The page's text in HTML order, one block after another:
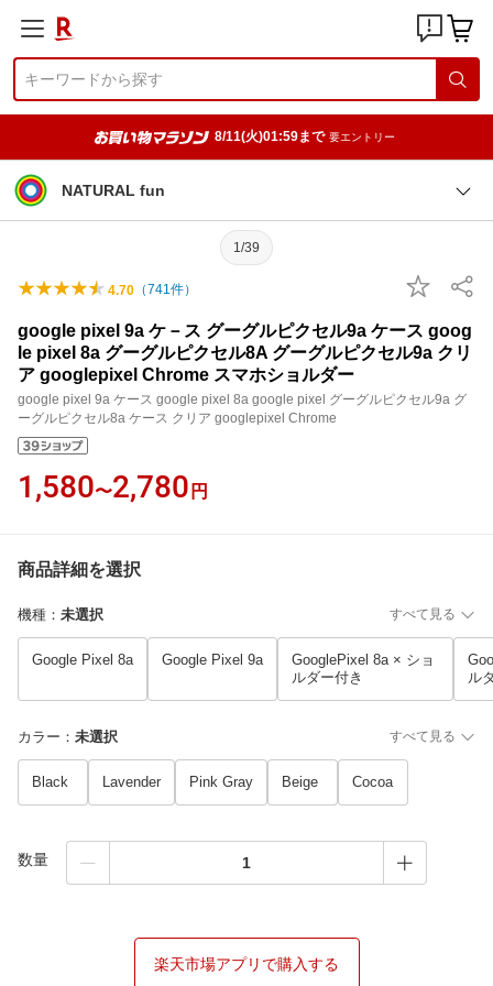
8/11(火)01:59まで 要エントリー
NATURAL fun
1/39
4.70 （741件）
google pixel 9a ケ－ス グーグルピクセル9a ケース goog
le pixel 8a グーグルピクセル8A グーグルピクセル9a クリ
ア googlepixel Chrome スマホショルダー
google pixel 9a ケース google pixel 8a google pixel グーグルピクセル9a グ
ーグルピクセル8a ケース クリア googlepixel Chrome
1,580〜2,780 円
商品詳細を選択
機種 ： 未選択 すべて見る
Google Pixel 8a Google Pixel 9a
GooglePixel 8a × ショ
ルダー付き
ル
カラー ： 未選択 すべて見る
Black Lavender Pink Gray Beige Cocoa
数量
楽天市場アプリで購入する